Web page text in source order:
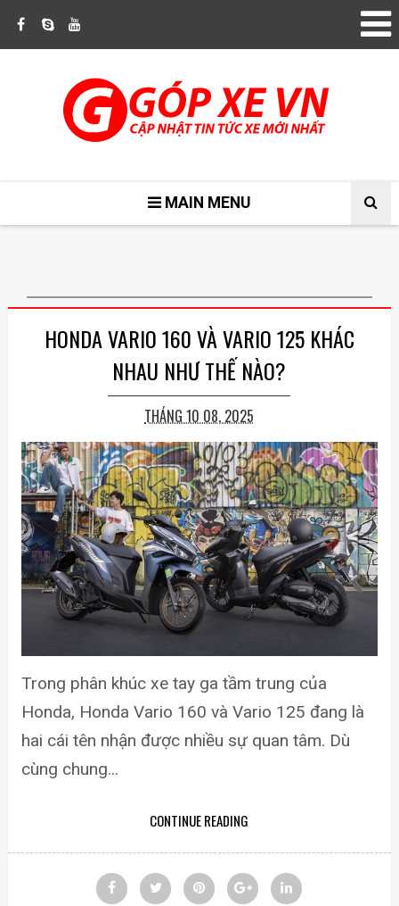
MAIN MENU
HONDA VARIO 160 VÀ VARIO 125 KHÁC
NHAU NHƯ THẾ NÀO?
THÁNG 10 08, 2025
Trong phân khúc xe tay ga tầm trung của
Honda, Honda Vario 160 và Vario 125 đang là
hai cái tên nhận được nhiều sự quan tâm. Dù
cùng chung...
CONTINUE READING